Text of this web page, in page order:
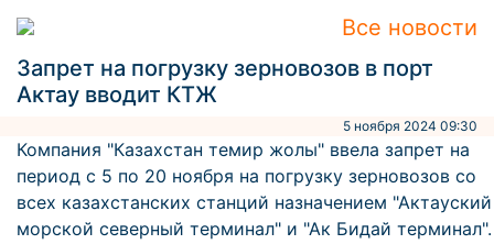
Все новости
Запрет на погрузку зерновозов в порт
Актау вводит КТЖ
5 ноября 2024 09:30
Компания "Казахстан темир жолы" ввела запрет на
период с 5 по 20 ноября на погрузку зерновозов со
всех казахстанских станций назначением "Актауский
морской северный терминал" и "Ак Бидай терминал".